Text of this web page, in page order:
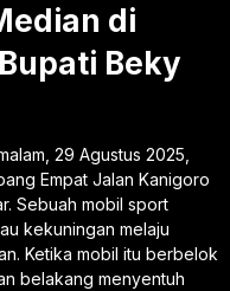
di
Beky
29 Agustus 2025,
Empat Jalan Kanigoro
Sebuah mobil sport
kekuningan melaju
Ketika mobil itu berbelok
belakang menyentuh